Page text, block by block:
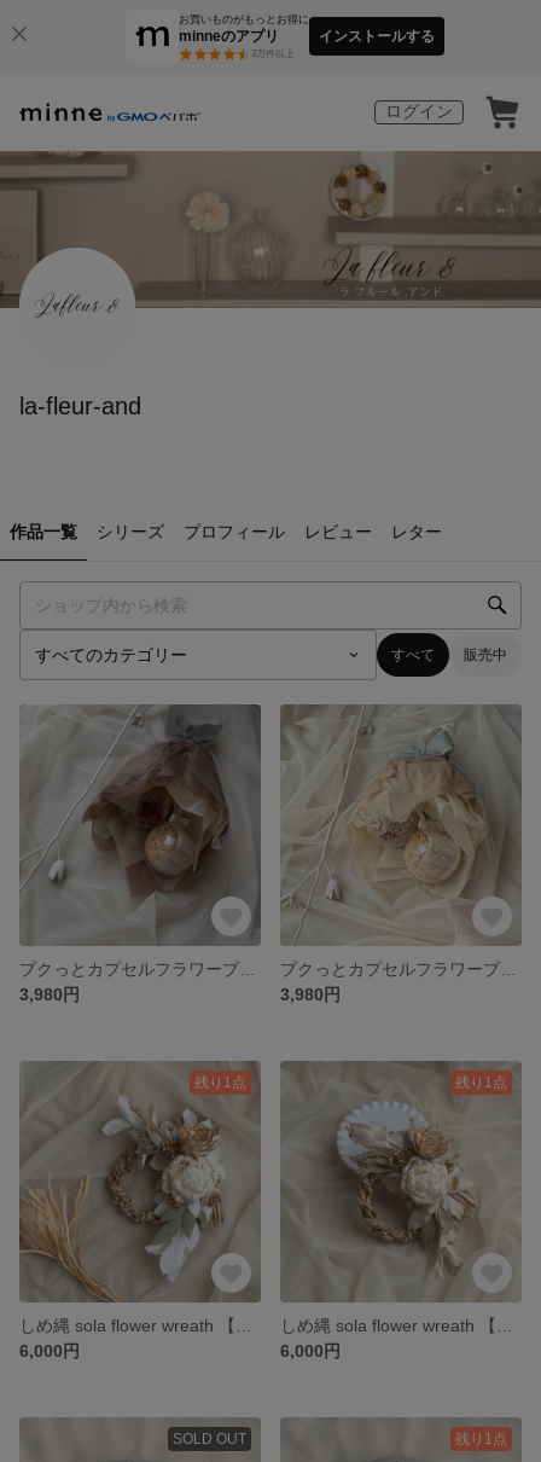
お買いものがもっとお得に
minneのアプリ
3万件以上
インストールする
ログイン
la-fleur-and
作品一覧 シリーズ プロフィール レビュー レター
すべて 販売中
3,980円
3,980円
残り1点
6,000円
残り1点
6,000円
SOLD OUT 残り1点